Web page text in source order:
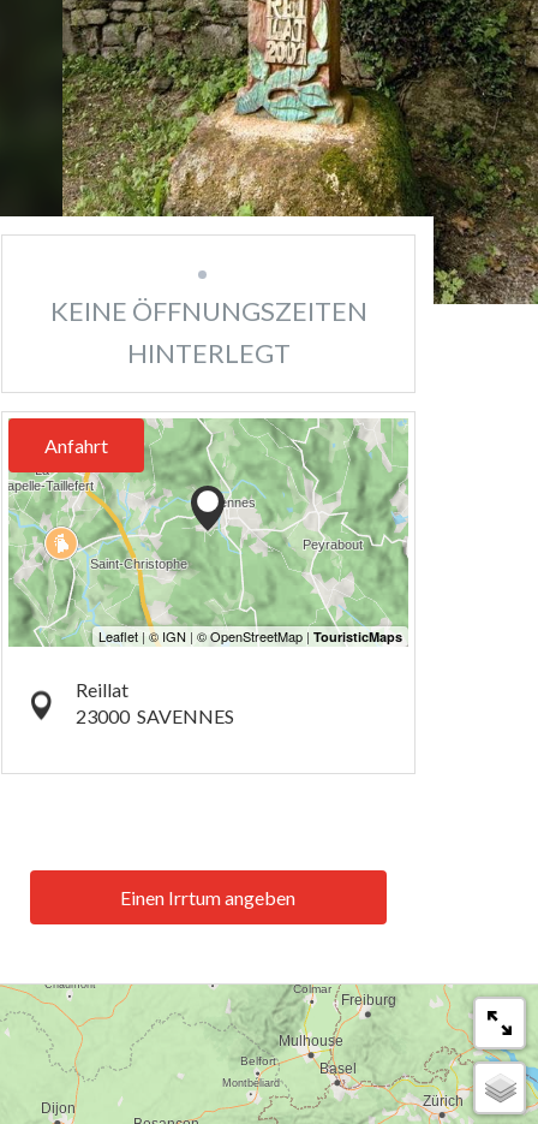
KEINE ÖFFNUNGSZEITEN
HINTERLEGT
Anfahrt
Reillat
23000 SAVENNES
Einen Irrtum angeben